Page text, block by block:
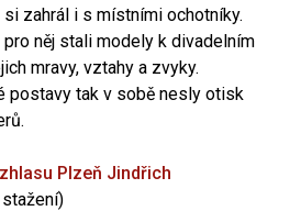
zahrál i s místními ochotníky.
něj stali modely k divadelním
mravy, vztahy a zvyky.
postavy tak v sobě nesly otisk
Plzeň Jindřich